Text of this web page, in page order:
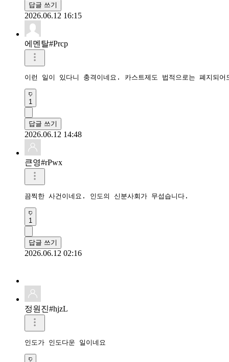
답글 쓰기
2026.06.12 16:15
에멘탈#Prcp
이런 일이 있다니 충격이네요. 카스트제도 법적으로는 폐지되
1
답글 쓰기
2026.06.12 14:48
큰영#rPwx
끔찍한 사건이네요. 인도의 신분사회가 무섭습니다.
1
답글 쓰기
2026.06.12 02:16
정원진#hjzL
인도가 인도다운 일이네요